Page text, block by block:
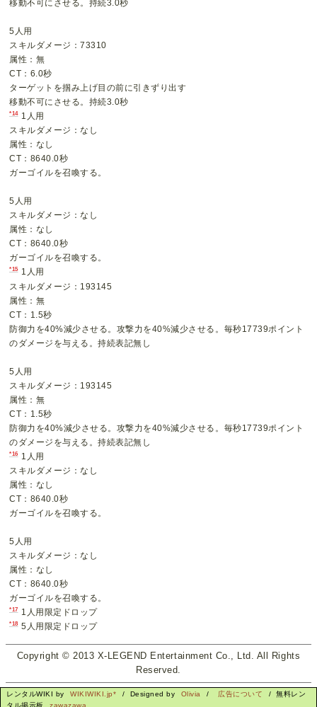
移動不可にさせる。持続3.0秒
5人用
スキルダメージ：73310
属性：無
CT：6.0秒
ターゲットを掴み上げ目の前に引きずり出す
移動不可にさせる。持続3.0秒
*14 1人用
スキルダメージ：なし
属性：なし
CT：8640.0秒
ガーゴイルを召喚する。
5人用
スキルダメージ：なし
属性：なし
CT：8640.0秒
ガーゴイルを召喚する。
*15 1人用
スキルダメージ：193145
属性：無
CT：1.5秒
防御力を40%減少させる。攻撃力を40%減少させる。毎秒17739ポイント
のダメージを与える。持続表記無し
5人用
スキルダメージ：193145
属性：無
CT：1.5秒
防御力を40%減少させる。攻撃力を40%減少させる。毎秒17739ポイント
のダメージを与える。持続表記無し
*16 1人用
スキルダメージ：なし
属性：なし
CT：8640.0秒
ガーゴイルを召喚する。
5人用
スキルダメージ：なし
属性：なし
CT：8640.0秒
ガーゴイルを召喚する。
*17 1人用限定ドロップ
*18 5人用限定ドロップ
Copyright © 2013 X-LEGEND Entertainment Co., Ltd. All Rights
Reserved.
レンタルWIKI by WIKIWIKI.jp* / Designed by Olivia / 広告について
/ 無料レン
タル掲示板
zawazawa